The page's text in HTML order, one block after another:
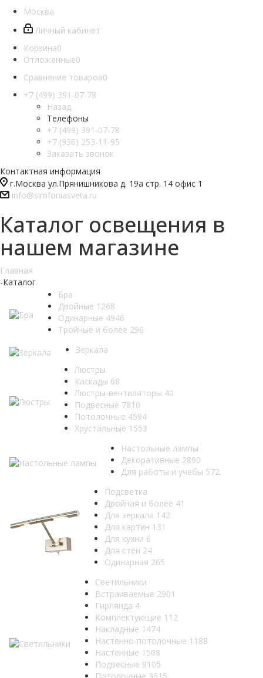
Москва
Личный кабинет
Корзина0
Отложенные0
Сравнение товаров0
+7 (499) 391-07-78
Назад
Телефоны
+7 (499) 391-07-78
+7 (936) 253-11-95
Заказать звонок
Контактная информация
г.Москва ул.Прянишникова д. 19а стр. 14 офис 1
info@simfoniasveta.ru
Каталог освещения в
нашем магазине
Главная
-Каталог
Бра
Двойные 1268
Одинарные 4946
Тройные и более 296
Зеркала
Люстры
Каскады 68
Люстры-вентиляторы 40
Подвесные 7810
Потолочные 4594
Хрустальные 1553
Настольные лампы
Декоративные 2890
Для работы и учебы 572
Подсветка
Двойная и более 41
Для зеркала 142
Для картин 131
Для кухни 6
Для стен 24
Одинарная 265
Светильники
Встраиваемые 2901
Гирлянда 4
Комплектующие 112
Накладные 1474
Настенно-потолочные 1188
Настенные 1508
Подвесные 9105
Потолочные 3615